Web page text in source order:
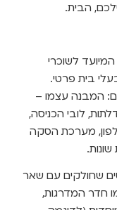
הבית.
לשוכרי
בית פרטי.
המבנה עצמו –
לובי הכניסה,
מערכת הסקה
שחולקים עם שאר
חדר המדרגות,